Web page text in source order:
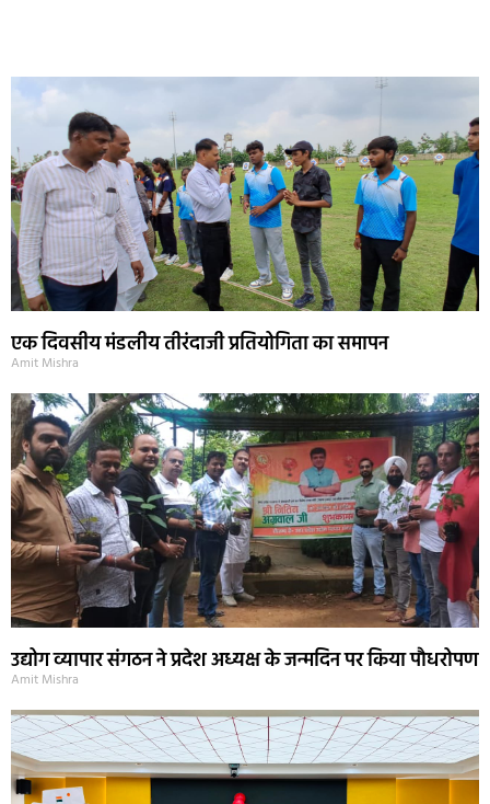
एक दिवसीय मंडलीय तीरंदाजी प्रतियोगिता का समापन
Amit Mishra
उद्योग व्यापार संगठन ने प्रदेश अध्यक्ष के जन्मदिन पर किया पौधरोपण
Amit Mishra